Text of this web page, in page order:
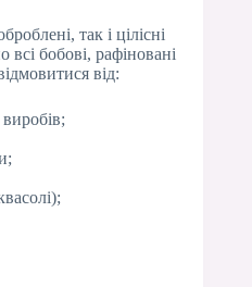
так і цілісні
всі бобові, рафіновані
від: